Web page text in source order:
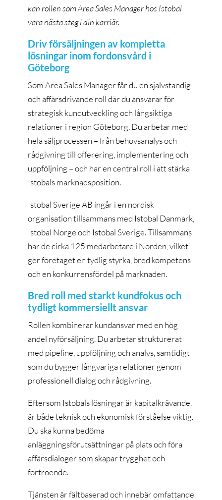
kan rollen som Area Sales Manager hos Istobal
vara nästa steg i din karriär.
Driv försäljningen av kompletta
lösningar inom fordonsvård i
Göteborg
Som Area Sales Manager får du en självständig
och affärsdrivande roll där du ansvarar för
strategisk kundutveckling och långsiktiga
relationer i region Göteborg. Du arbetar med
hela säljprocessen – från behovsanalys och
rådgivning till offerering, implementering och
uppföljning – och har en central roll i att stärka
Istobals marknadsposition.
Istobal Sverige AB ingår i en nordisk
organisation tillsammans med Istobal Danmark,
Istobal Norge och Istobal Sverige. Tillsammans
har de cirka 125 medarbetare i Norden, vilket
ger företaget en tydlig styrka, bred kompetens
och en konkurrensfördel på marknaden.
Bred roll med starkt kundfokus och
tydligt kommersiellt ansvar
Rollen kombinerar kundansvar med en hög
andel nyförsäljning. Du arbetar strukturerat
med pipeline, uppföljning och analys, samtidigt
som du bygger långvariga relationer genom
professionell dialog och rådgivning.
Eftersom Istobals lösningar är kapitalkrävande,
är både teknisk och ekonomisk förståelse viktig.
Du ska kunna bedöma
anläggningsförutsättningar på plats och föra
affärsdialoger som skapar trygghet och
förtroende.
Tjänsten är fältbaserad och innebär omfattande